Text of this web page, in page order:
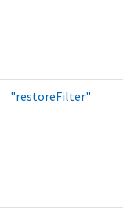
"restoreFilter"